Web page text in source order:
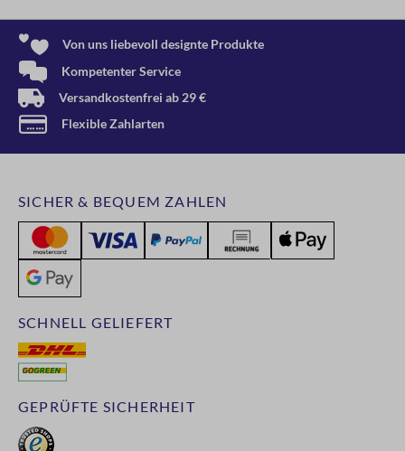
Von uns liebevoll designte Produkte
Kompetenter Service
Versandkostenfrei ab 29 €
Flexible Zahlarten
GEPRÜFTE SICHERHEIT
SCHNELL GELIEFERT
SICHER & BEQUEM ZAHLEN